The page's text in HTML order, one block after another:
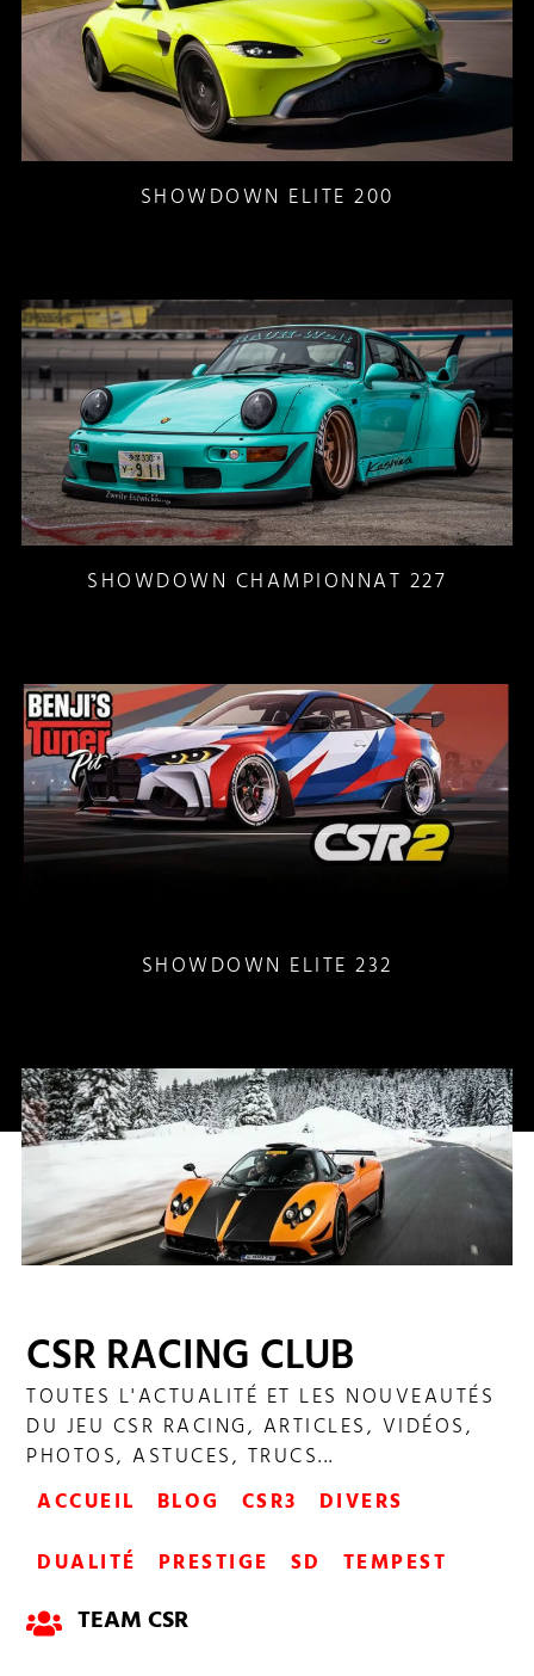
SHOWDOWN ELITE 200
SHOWDOWN CHAMPIONNAT 227
SHOWDOWN ELITE 232
SHOWDOWN CHAMPIONNAT 245
CSR RACING CLUB
TOUTES L'ACTUALITÉ ET LES NOUVEAUTÉS
DU JEU CSR RACING, ARTICLES, VIDÉOS,
PHOTOS, ASTUCES, TRUCS...
ACCUEIL
BLOG CSR3
DIVERS
DUALITÉ
PRESTIGE SD TEMPEST
TEAM CSR